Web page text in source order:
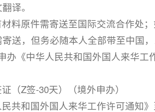
译。
料原件需寄送至国际交流合作处
送，但务必随本人全部带至中国，
办《中华人民共和国外国人来华
（Z签-30天）（境外申办）
共和国外国人来华工作许可通知